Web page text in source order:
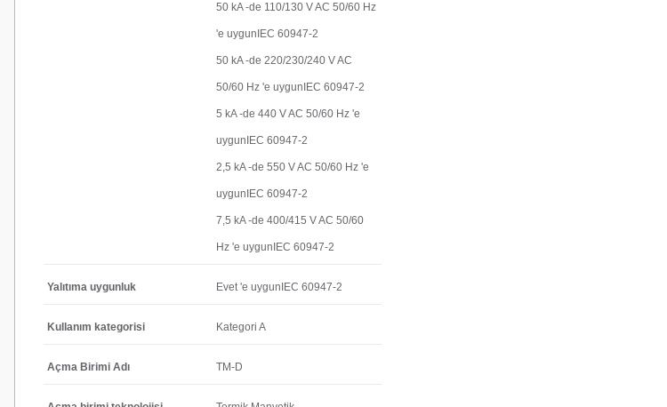
50 kA -de 110/130 V AC 50/60 Hz
'e uygunIEC 60947-2
50 kA -de 220/230/240 V AC
50/60 Hz 'e uygunIEC 60947-2
5 kA -de 440 V AC 50/60 Hz 'e
uygunIEC 60947-2
2,5 kA -de 550 V AC 50/60 Hz 'e
uygunIEC 60947-2
7,5 kA -de 400/415 V AC 50/60
Hz 'e uygunIEC 60947-2
Yalıtıma uygunluk Evet 'e uygunIEC 60947-2
Kullanım kategorisi Kategori A
Açma Birimi Adı TM-D